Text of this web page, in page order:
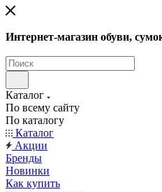
Интернет-магазин обуви,
Каталог
По всему сайту
По каталогу
Каталог
Акции
Бренды
Новинки
Как купить